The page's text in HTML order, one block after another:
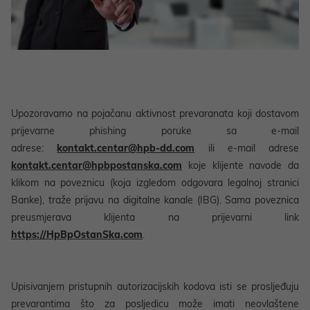
Upozoravamo na pojačanu aktivnost prevaranata koji dostavom
prijevarne phishing poruke sa e-mail
adrese: kontakt.centar@hpb-dd.com ili e-mail adrese
kontakt.centar@hpbpostanska.com koje klijente navode da
klikom na poveznicu (koja izgledom odgovara legalnoj stranici
Banke), traže prijavu na digitalne kanale (IBG). Sama poveznica
preusmjerava klijenta na prijevarni link
https://HpBpOstanSka.com.
Upisivanjem pristupnih autorizacijskih kodova isti se prosljeđuju
prevarantima što za posljedicu može imati neovlaštene